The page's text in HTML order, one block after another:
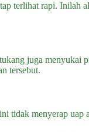
rapi. Inilah
juga
tersebut.
tidak menyerap